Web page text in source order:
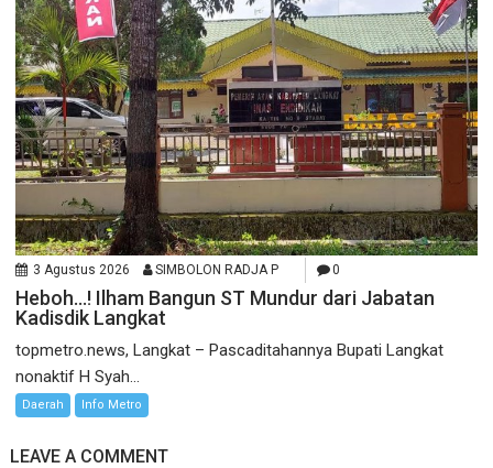
3 Agustus 2026 SIMBOLON RADJA P 0
Heboh…! Ilham Bangun ST Mundur dari Jabatan
Kadisdik Langkat
topmetro.news, Langkat – Pascaditahannya Bupati Langkat
nonaktif H Syah...
Daerah Info Metro
LEAVE A COMMENT